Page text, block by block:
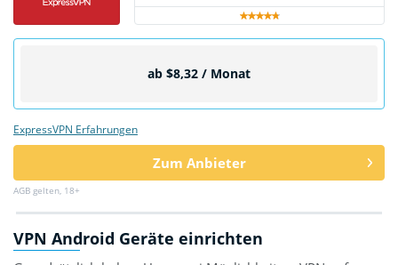
ab $8,32 / Monat
ExpressVPN Erfahrungen
Zum Anbieter
AGB gelten, 18+
VPN Android Geräte einrichten